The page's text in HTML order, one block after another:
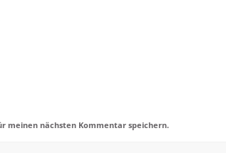
meinen nächsten Kommentar speichern.